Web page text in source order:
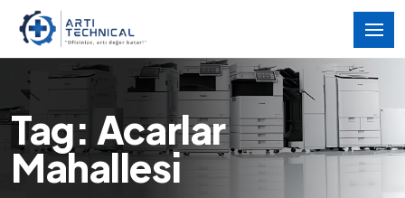
Tag: Acarlar
Mahallesi